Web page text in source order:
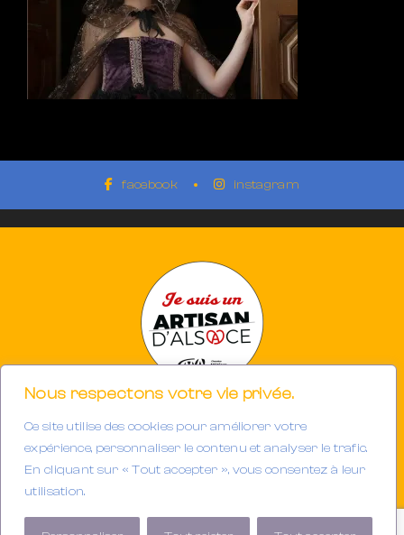
Nous respectons votre vie privée.
Ce site utilise des cookies pour améliorer votre
expérience, personnaliser le contenu et analyser le trafic.
En cliquant sur « Tout accepter », vous consentez à leur
utilisation.
facebook instagram
Photographe à Mulhouse-Riedisheim (68)
SIRET 894933191/00013
Tél. : 06.32.63.34.98
Copyright © 2025 Gerard Dubail — Tous droits réservés.